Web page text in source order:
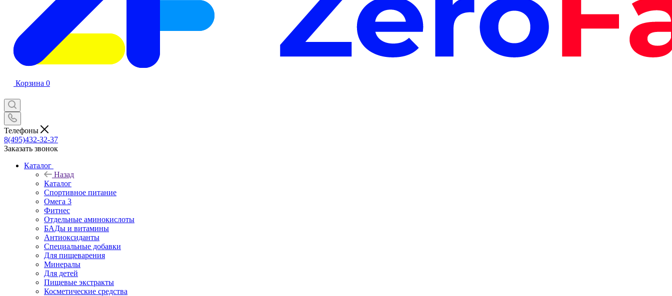
Корзина 0
Телефоны
8(495)432-32-37
Заказать звонок
Каталог
Назад
Каталог
Спортивное питание
Омега 3
Фитнес
Отдельные аминокислоты
БАДы и витамины
Антиоксиданты
Специальные добавки
Для пищеварения
Минералы
Для детей
Пищевые экстракты
Косметические средства